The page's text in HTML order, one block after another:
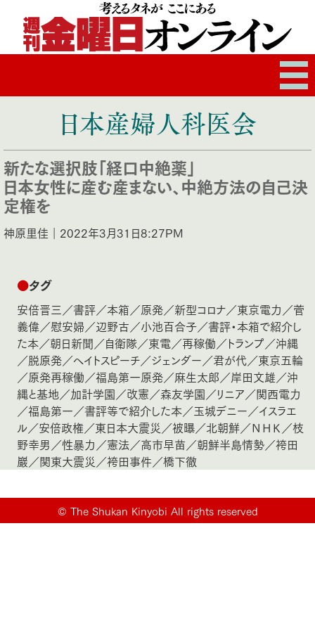
日本産婦人科医会
新たな選択肢「経口中絶薬」
日本女性に産む産まない、中絶方法の自己決
定権を
神原里佳｜2022年3月31日8:27PM
●タグ
安倍晋三 ／書評／本箱／原発／新型コロナ／東京電力 ／菅
義偉／慰安婦／辺野古／小池百合子／書評・本箱で紹介し
た本／朝日新聞／自衛隊／東電／再稼働／トランプ／沖縄
／脱原発／ヘイトスピーチ／ジェンダー／君が代／東京五輪
／原発再稼働／福島第一原発／麻生太郎／岸田文雄／沖
縄と基地／加計学園／改憲／森友学園／リニア／関西電力
／福島第一／書評等で紹介した本／玉城デニー／イスラエ
ル／安倍政権／東日本大震災 ／被曝／北朝鮮／ＮＨＫ ／枝
野幸男 ／性暴力 ／憲法／高市早苗／朝鮮半島情勢／袴田
巖／関東大震災 ／袴田事件／橋下徹
© The Shukan Kinyobi All rights reserved